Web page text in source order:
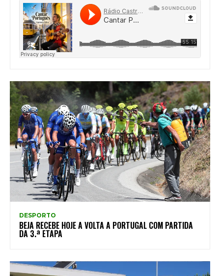
DESPORTO
BEJA RECEBE HOJE A VOLTA A PORTUGAL COM PARTIDA
DA 3.ª ETAPA